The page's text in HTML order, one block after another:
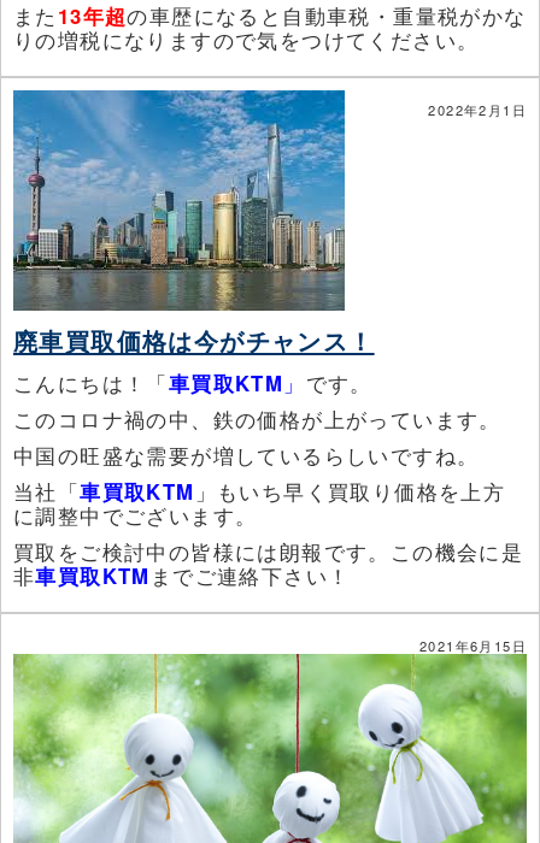
また 13年超の車歴になると自動車税・重量税がかな
りの増税になりますので気をつけてください。
2022年2月1日
廃車買取価格は今がチャンス！
こんにちは！「車買取KTM 」 です。
このコロナ禍の中、鉄の価格が上がっています。
中国の旺盛な需要が増しているらしいですね。
当社「車買取KTM 」もいち早く買取り価格を上方
に調整中でございます。
買取をご検討中の皆様には朗報です。この機会に是
非車買取KTM までご連絡下さい！
2021年6月15日